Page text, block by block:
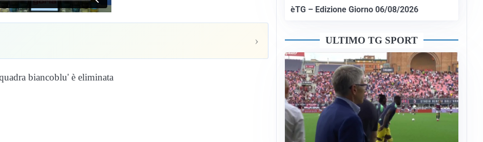
›
biancoblu' è eliminata
èTG – Edizione Giorno 06/08/2026
ULTIMO TG SPORT